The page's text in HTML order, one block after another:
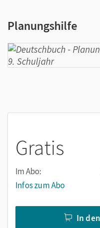
Planungshilfe
Gratis
Im Abo:
Infos zum Abo
In